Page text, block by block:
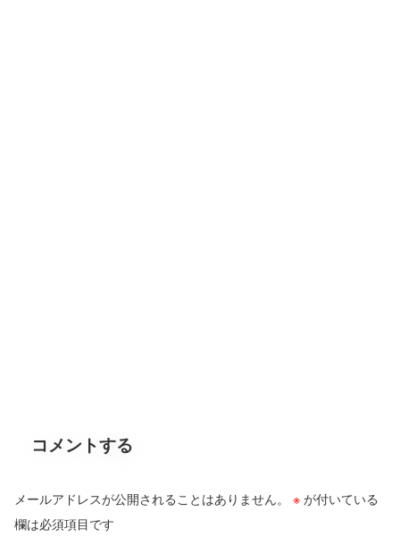
コメントする
メールアドレスが公開されることはありません。 ※が付いている
欄は必須項目です